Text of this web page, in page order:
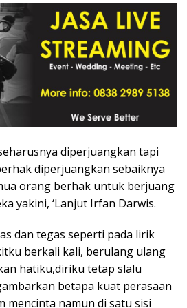
diperjuangkan tapi
diperjuangkan sebaiknya
orang berhak untuk berjuang
yakini, ‘Lanjut Irfan Darwis.
dan tegas seperti pada lirik
berkali kali, berulang ulang
hatiku,diriku tetap slalu
betapa kuat perasaan
mencinta namun di satu sisi